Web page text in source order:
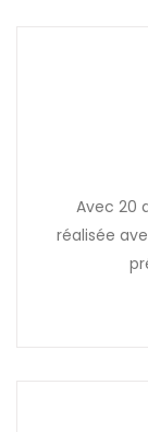
Avec 20
réalisée